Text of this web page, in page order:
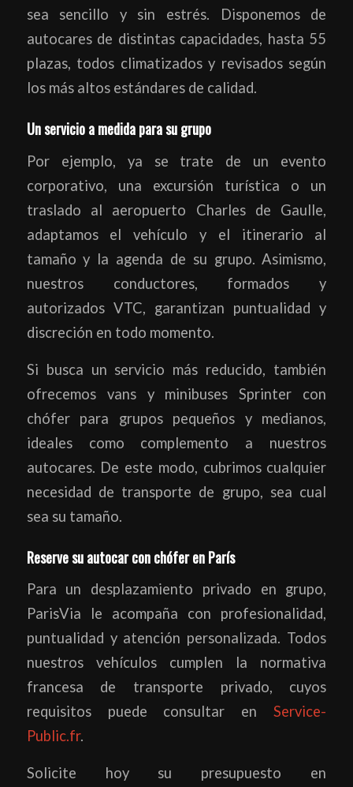
sea sencillo y sin estrés. Disponemos de
autocares de distintas capacidades, hasta 55
plazas, todos climatizados y revisados según
los más altos estándares de calidad.
Un servicio a medida para su grupo
Por ejemplo, ya se trate de un evento
corporativo, una excursión turística o un
traslado al aeropuerto Charles de Gaulle,
adaptamos el vehículo y el itinerario al
tamaño y la agenda de su grupo. Asimismo,
nuestros conductores, formados y
autorizados VTC, garantizan puntualidad y
discreción en todo momento.
Si busca un servicio más reducido, también
ofrecemos vans y minibuses Sprinter con
chófer para grupos pequeños y medianos,
ideales como complemento a nuestros
autocares. De este modo, cubrimos cualquier
necesidad de transporte de grupo, sea cual
sea su tamaño.
Reserve su autocar con chófer en París
Para un desplazamiento privado en grupo,
ParisVia le acompaña con profesionalidad,
puntualidad y atención personalizada. Todos
nuestros vehículos cumplen la normativa
francesa de transporte privado, cuyos
requisitos puede consultar enService-
Public.fr.
Solicite hoy su presupuesto en